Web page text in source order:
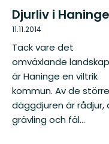
Djurliv i Haninge
11.11.2014
Tack vare det
omväxlande
är Haninge en viltrik
kommun. Av de större
däggdjuren är rådjur,
grävling och fäl...